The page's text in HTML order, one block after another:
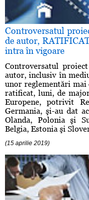
Controversatul
de autor,
intra în vigoare
Controversatul
autor, inclusiv în
unor reglementări mai
ratificat, luni, de
Europene, potrivit
Germania, şi-au dat
Olanda, Polonia şi
Belgia, Estonia şi
(15 aprilie 2019)